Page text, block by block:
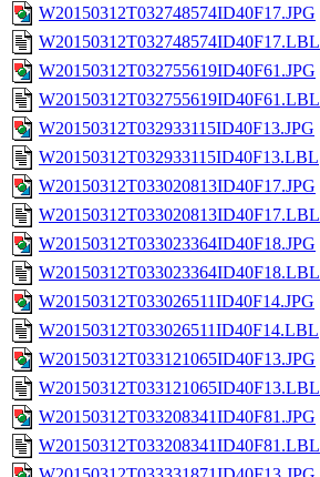
W20150312T032748574ID40F17.JPG
W20150312T032748574ID40F17.LBL
W20150312T032755619ID40F61.JPG
W20150312T032755619ID40F61.LBL
W20150312T032933115ID40F13.JPG
W20150312T032933115ID40F13.LBL
W20150312T033020813ID40F17.JPG
W20150312T033020813ID40F17.LBL
W20150312T033023364ID40F18.JPG
W20150312T033023364ID40F18.LBL
W20150312T033026511ID40F14.JPG
W20150312T033026511ID40F14.LBL
W20150312T033121065ID40F13.JPG
W20150312T033121065ID40F13.LBL
W20150312T033208341ID40F81.JPG
W20150312T033208341ID40F81.LBL